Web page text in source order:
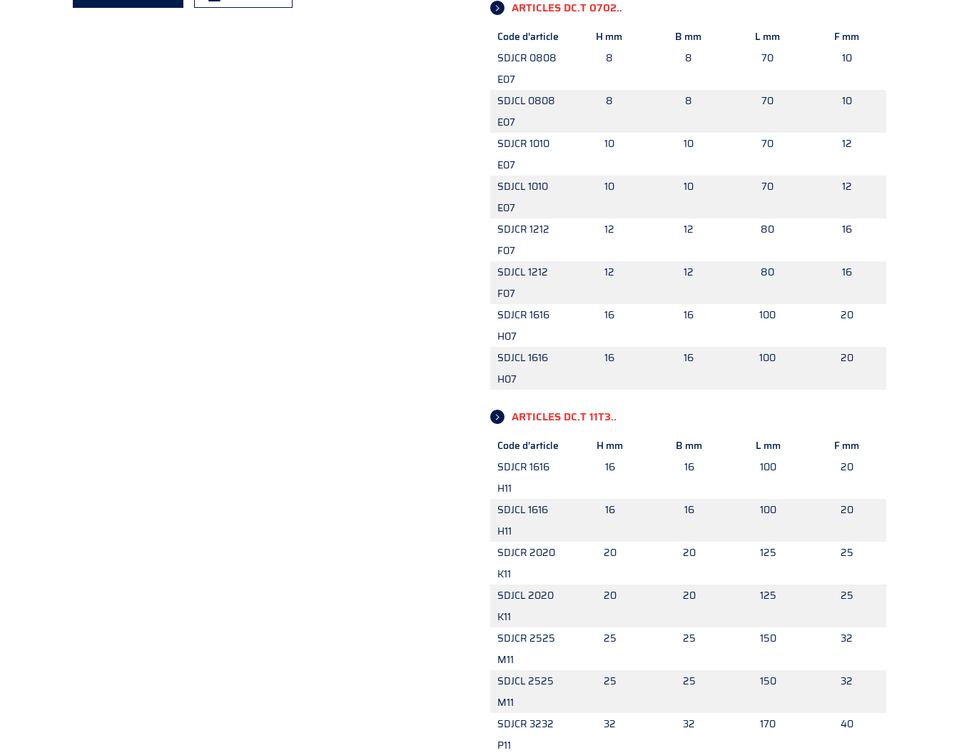
ARTICLES DC.T 0702..
Code d'article H mm B mm L mm
F mm
SDJCR 0808
E07
8 8 70 10
SDJCL 0808
E07
8 8 70 10
SDJCR 1010
E07
10 10 70 12
SDJCL 1010
E07
10 10 70 12
SDJCR 1212
F07
12 12 80 16
SDJCL 1212
F07
12 12 80 16
SDJCR 1616
H07
16 16 100 20
SDJCL 1616
H07
16 16 100 20
ARTICLES DC.T 11T3..
Code d'article H mm B mm L mm
F mm
SDJCR 1616
H11
16 16 100 20
SDJCL 1616
H11
16 16 100 20
SDJCR 2020
K11
20 20 125 25
SDJCL 2020
K11
20 20 125 25
SDJCR 2525
M11
25 25 150 32
SDJCL 2525
M11
25 25 150 32
SDJCR 3232
P11
32 32 170 40